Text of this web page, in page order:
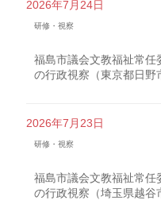
2026年7月24日
研修・視察
福島市議会文教福祉常任
の行政視察（東京都日野
2026年7月23日
研修・視察
福島市議会文教福祉常任
の行政視察（埼玉県越谷